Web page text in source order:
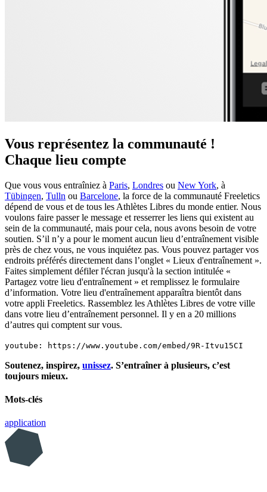
Vous représentez la communauté !
Chaque lieu compte
Que vous vous entraîniez à Paris, Londres ou New York, à
Tübingen, Tulln ou Barcelone, la force de la communauté Freeletics
dépend de vous et de tous les Athlètes Libres du monde entier. Nous
voulons faire passer le message et resserrer les liens qui existent au
sein de la communauté, mais pour cela, nous avons besoin de votre
soutien. S’il n’y a pour le moment aucun lieu d’entraînement visible
près de chez vous, ne vous inquiétez pas. Vous pouvez partager vos
endroits préférés directement dans l’onglet « Lieux d'entraînement ».
Faites simplement défiler l'écran jusqu'à la section intitulée «
Partagez votre lieu d'entraînement » et remplissez le formulaire
d’information. Votre lieu d'entraînement apparaîtra bientôt dans
votre appli Freeletics. Rassemblez les Athlètes Libres de votre ville
dans votre lieu d’entraînement personnel. Il y en a 20 millions
d’autres qui comptent sur vous.
youtube: https://www.youtube.com/embed/9R-Itvu15CI
Soutenez, inspirez, unissez. S’entraîner à plusieurs, c’est
toujours mieux.
Mots-clés
application